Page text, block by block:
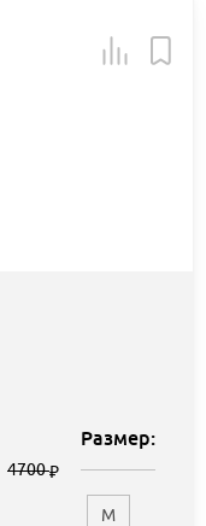
4700
Размер:
M